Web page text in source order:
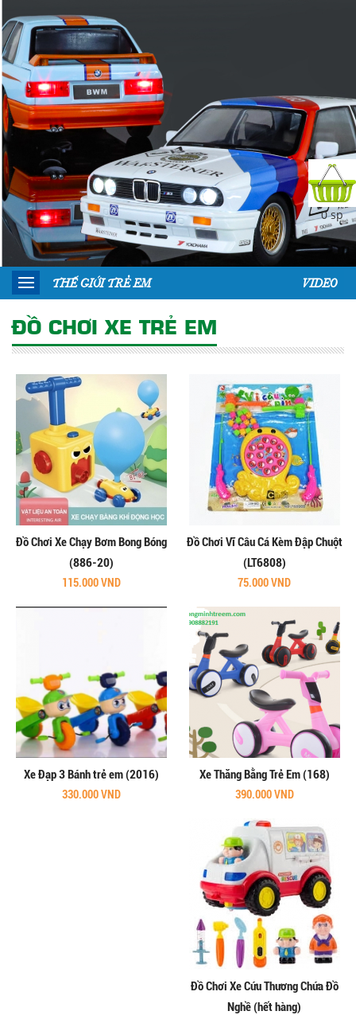
VIDEO
THẾ GIỚI TRẺ EM
ĐỒ CHƠI XE TRẺ EM
Đồ Chơi Xe Chạy Bơm Bong Bóng
(886-20)
115.000 VND
Đồ Chơi Vĩ Câu Cá Kèm Đập Chuột
(LT6808)
75.000 VND
Xe Đạp 3 Bánh trẻ em (2016)
330.000 VND
Xe Thăng Bằng Trẻ Em (168)
390.000 VND
Đồ Chơi Xe Cứu Thương Chứa Đồ
Nghề (hết hàng)
0 sp